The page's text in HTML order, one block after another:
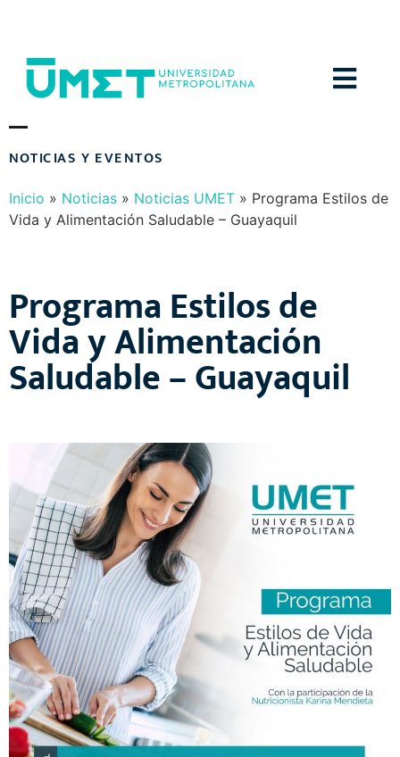
Inicio » Noticias » Noticias UMET » Programa Estilos de
Vida y Alimentación Saludable – Guayaquil
Programa Estilos de
Vida y Alimentación
Saludable – Guayaquil